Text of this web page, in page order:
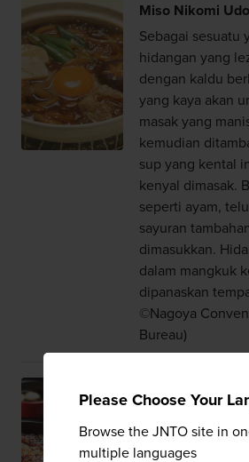
Please Choose Your
Browse the JNTO site in
multiple languages
Miso Nikomi
Sebagai sesuatu
hidangan yang
dengan kaldu
yang kaya akan
masak yang
kemudian
sup yang kental
kenyal dimasak.
seperti ayam,
sayuran
dimasukkan.
dalam mangkuk
dipanaskan
©Nagoya
Bureau)
bahan-
laut, belut, dan